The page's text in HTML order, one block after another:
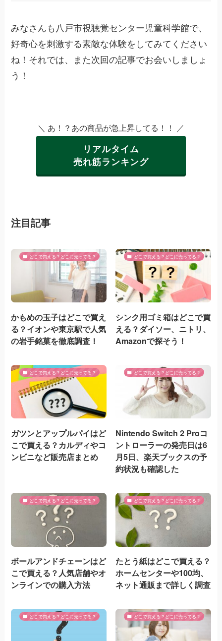
みなさんも八戸市視聴覚センター児童科学館で、
好奇心を刺激する素敵な体験をしてみてください
ね！それでは、また次回の記事でお会いしましょ
う！
＼ あ！？あの商品が急上昇してる！！ ／
リアルタイム
売れ筋ランキング
注目記事
どこで買える？どこに売ってる？
かもめの玉子はどこで買え
る？イオンや東京駅で人気
の岩手銘菓を徹底調査！
どこで買える？どこに売ってる？
シンク用ゴミ箱はどこで買
える？ダイソー、ニトリ、
Amazonで探そう！
どこで買える？どこに売ってる？
ガツンとアップルパイはど
こで買える？カルディやコ
ンビニなど販売店まとめ
どこで買える？どこに売ってる？
Nintendo Switch 2 Proコ
ントローラーの発売日は6
月5日、楽天ブックスの予
約状況も確認した
どこで買える？どこに売ってる？
ボールアンドチェーンはど
こで買える？人気店舗やオ
ンラインでの購入方法
どこで買える？どこに売ってる？
たとう紙はどこで買える？
ホームセンターや100均、
ネット通販まで詳しく調査
どこで買える？どこに売ってる？ どこで買える？どこに売ってる？